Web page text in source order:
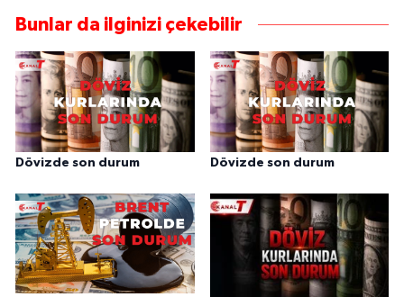
Bunlar da ilginizi çekebilir
Dövizde son durum Dövizde son durum